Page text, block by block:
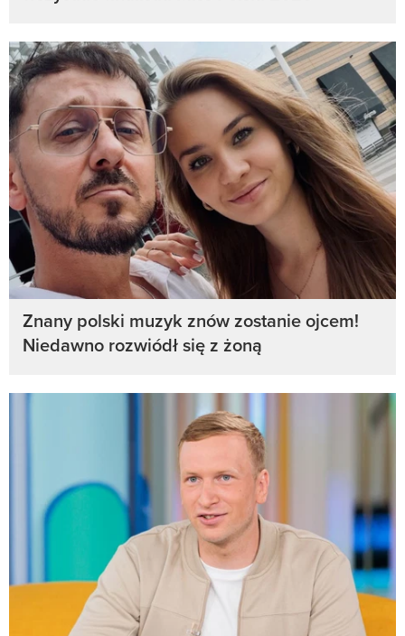
Znany polski muzyk znów zostanie ojcem!
Niedawno rozwiódł się z żoną